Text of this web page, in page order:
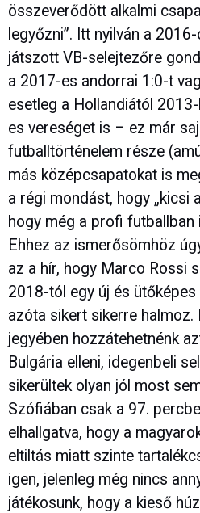
összeverődött alkalmi
legyőzni”. Itt nyilván a
játszott VB-selejtezőre
a 2017-es andorrai 1:0-t
esetleg a Hollandiától
es vereséget is – ez már
futballtörténelem része
más középcsapatokat is
a régi mondást, hogy „kicsi
hogy még a profi
Ehhez az ismerősömhöz
az a hír, hogy Marco Rossi
2018-tól egy új és
azóta sikert sikerre
jegyében hozzátehetnénk
Bulgária elleni, idegenbeli
sikerültek olyan jól most
Szófiában csak a 97.
elhallgatva, hogy a
eltiltás miatt szinte
igen, jelenleg még nincs
játékosunk, hogy a kieső